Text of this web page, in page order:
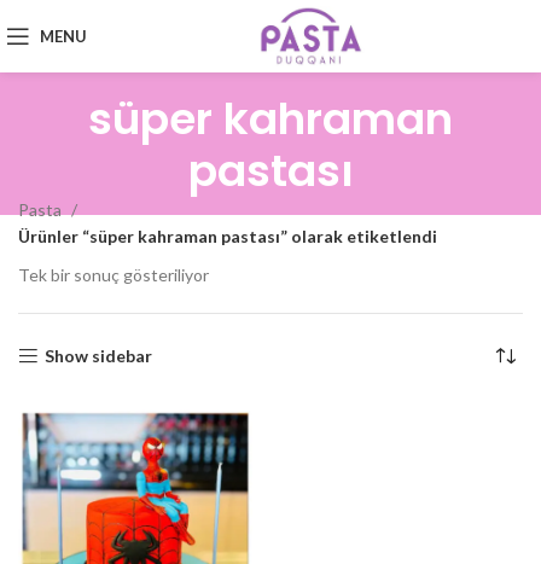
MENU
süper kahraman
pastası
Pasta
Ürünler “süper kahraman pastası” olarak etiketlendi
Tek bir sonuç gösteriliyor
Show sidebar